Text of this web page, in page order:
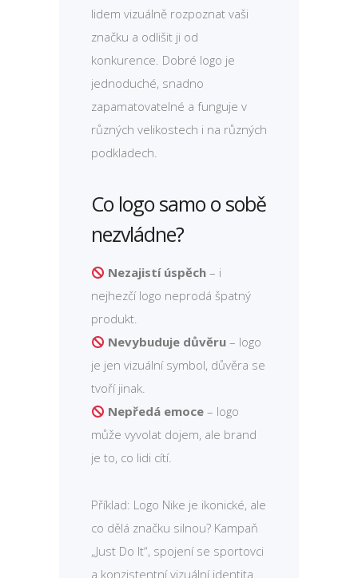
lidem vizuálně rozpoznat vaši
značku a odlišit ji od
konkurence. Dobré logo je
jednoduché, snadno
zapamatovatelné a funguje v
různých velikostech i na různých
podkladech.
Co logo samo o sobě
nezvládne?
Nezajistí úspěch – i
nejhezčí logo neprodá špatný
produkt.
Nevybuduje důvěru – logo
je jen vizuální symbol, důvěra se
tvoří jinak.
Nepředá emoce – logo
může vyvolat dojem, ale brand
je to, co lidi cítí.
Příklad: Logo Nike je ikonické, ale
co dělá značku silnou? Kampaň
„Just Do It“, spojení se sportovci
a konzistentní vizuální identita.